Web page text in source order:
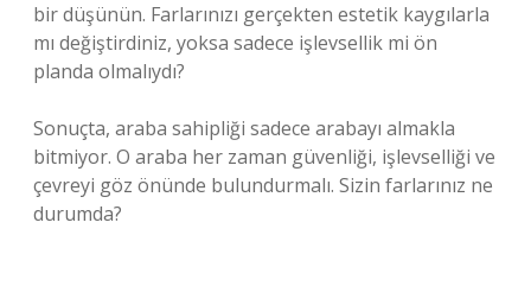
bir düşünün. Farlarınızı gerçekten estetik kaygılarla
mı değiştirdiniz, yoksa sadece işlevsellik mi ön
planda olmalıydı?
Sonuçta, araba sahipliği sadece arabayı almakla
bitmiyor. O araba her zaman güvenliği, işlevselliği ve
çevreyi göz önünde bulundurmalı. Sizin farlarınız ne
durumda?